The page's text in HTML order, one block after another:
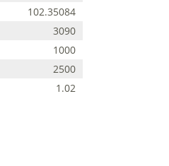
102.35084
3090
1000
2500
1.02